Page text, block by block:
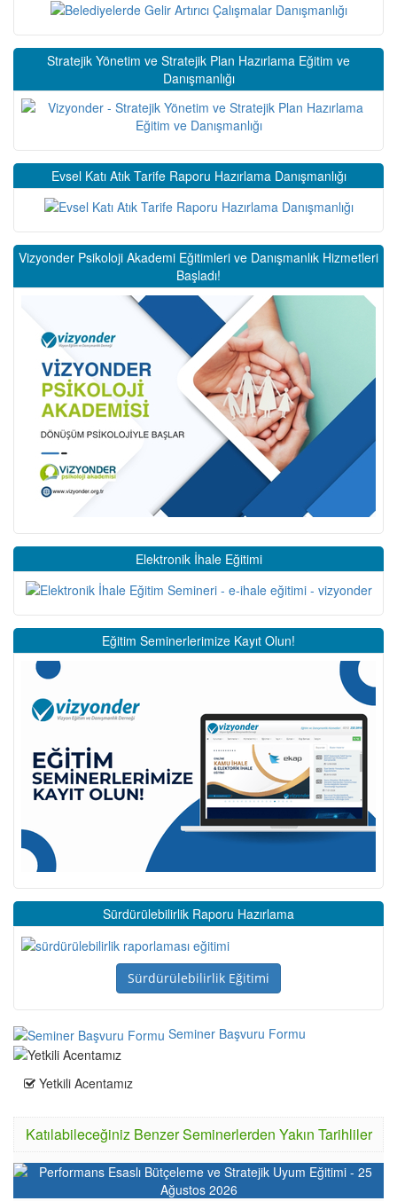
Stratejik Yönetim ve Stratejik Plan Hazırlama Eğitim ve
Danışmanlığı
Evsel Katı Atık Tarife Raporu Hazırlama Danışmanlığı
Vizyonder Psikoloji Akademi Eğitimleri ve Danışmanlık Hizmetleri
Başladı!
Elektronik İhale Eğitimi
Eğitim Seminerlerimize Kayıt Olun!
Sürdürülebilirlik Raporu Hazırlama
Sürdürülebilirlik Eğitimi
Seminer Başvuru Formu
Yetkili Acentamız
Katılabileceğiniz Benzer Seminerlerden Yakın Tarihliler